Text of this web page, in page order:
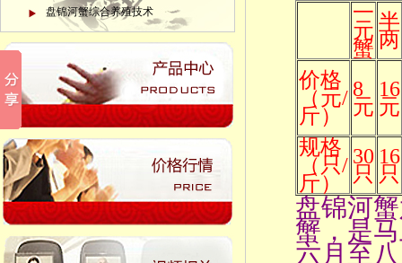
盘锦河蟹综合养殖技术
一
元
蟹
半
两
价格
（元/
斤）
8
元
16
元
规格
（只/
斤）
30
只
16
只
盘锦河
蟹，是
六月至